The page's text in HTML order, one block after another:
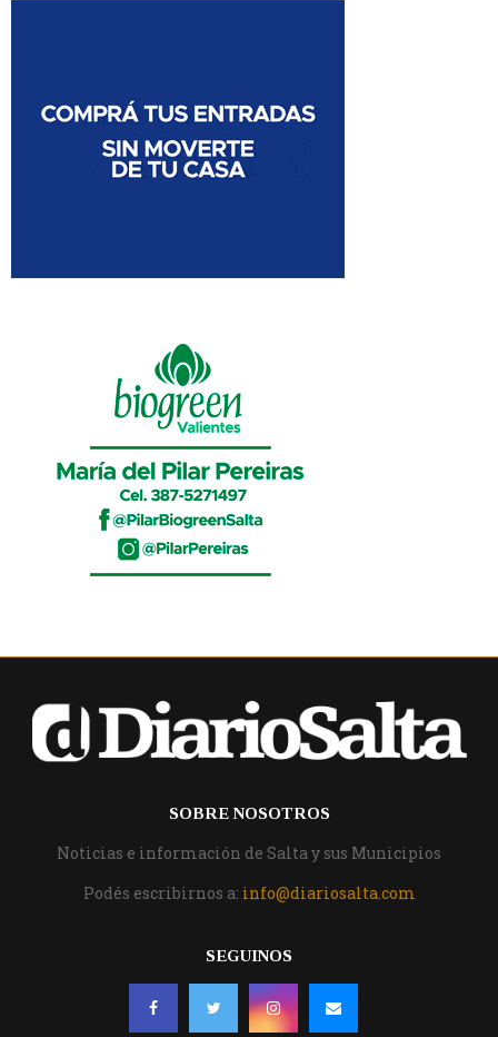
SOBRE NOSOTROS
Noticias e información de Salta y sus Municipios
Podés escribirnos a: info@diariosalta.com
SEGUINOS